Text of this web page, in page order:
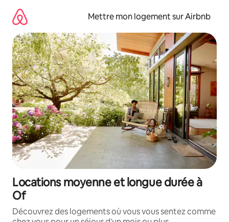
directement
contenu
Mettre mon logement sur Airbnb
Locations moyenne et longue durée à
Of
Découvrez des logements où vous vous sentez comme